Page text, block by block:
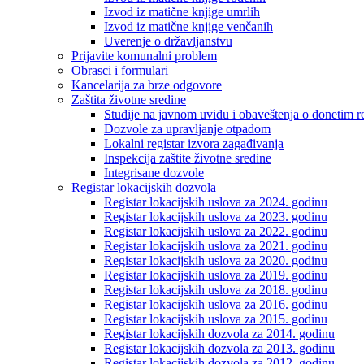
Izvod iz matične knjige umrlih
Izvod iz matične knjige venčanih
Uverenje o državljanstvu
Prijavite komunalni problem
Obrasci i formulari
Kancelarija za brze odgovore
Zaštita životne sredine
Studije na javnom uvidu i obaveštenja o donetim
Dozvole za upravljanje otpadom
Lokalni registar izvora zagađivanja
Inspekcija zaštite životne sredine
Integrisane dozvole
Registar lokacijskih dozvola
Registar lokacijskih uslova za 2024. godinu
Registar lokacijskih uslova za 2023. godinu
Registar lokacijskih uslova za 2022. godinu
Registar lokacijskih uslova za 2021. godinu
Registar lokacijskih uslova za 2020. godinu
Registar lokacijskih uslova za 2019. godinu
Registar lokacijskih uslova za 2018. godinu
Registar lokacijskih uslova za 2016. godinu
Registar lokacijskih uslova za 2015. godinu
Registar lokacijskih dozvola za 2014. godinu
Registar lokacijskih dozvola za 2013. godinu